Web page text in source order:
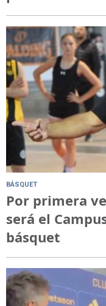
BÁSQUET
Por primera
será el
básquet